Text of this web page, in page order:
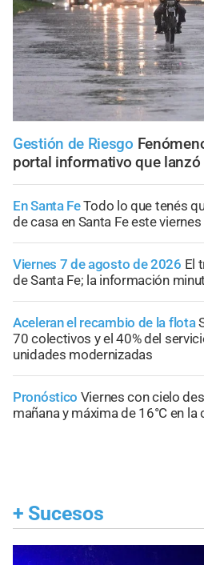
Gestión de Riesgo
portal informativo que lanzó
En Santa FeTodo lo que tenés
de casa en Santa Fe este
Viernes 7 de agosto de 2026 El
de Santa Fe; la información
Aceleran el recambio de la flota
70 colectivos y el 40% del
unidades modernizadas
Pronóstico Viernes con cielo
mañana y máxima de 16°C en la
+ Sucesos